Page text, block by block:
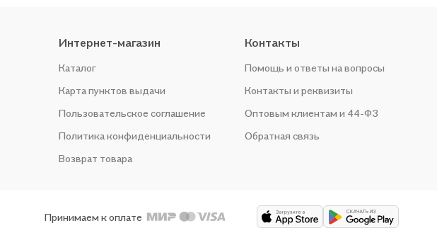
Интернет-магазин
Каталог
Карта пунктов выдачи
Пользовательское соглашение
Политика конфиденциальности
Возврат товара
Контакты
Помощь и ответы на вопросы
Контакты и реквизиты
Оптовым клиентам и 44-ФЗ
Обратная связь
Принимаем к оплате